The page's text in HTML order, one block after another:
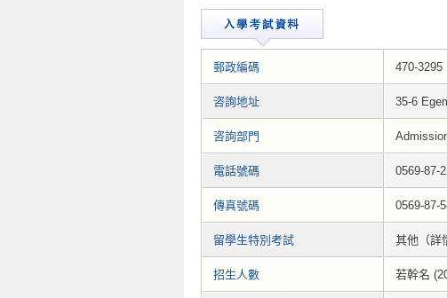
郵政編碼 470-3295
咨詢地址 35-6
咨詢部門
電話號碼 0569-87-
傳真號碼 0569-87-
留學生特別考試 其他（詳
招生人數 若幹名